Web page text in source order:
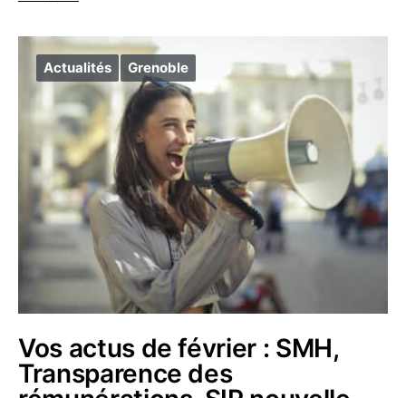
Actualités Grenoble
Vos actus de février : SMH,
Transparence des